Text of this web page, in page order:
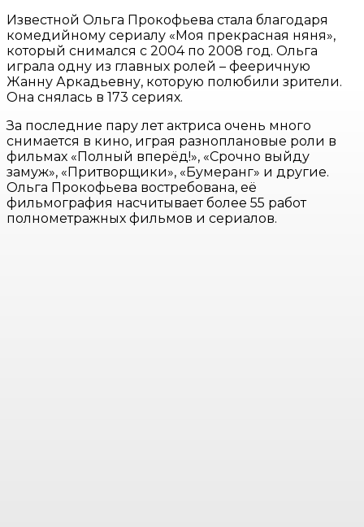
Известной Ольга Прокофьева стала благодаря
комедийному сериалу «Моя прекрасная няня»,
который снимался с 2004 по 2008 год. Ольга
играла одну из главных ролей – фееричную
Жанну Аркадьевну, которую полюбили зрители.
Она снялась в 173 сериях.
За последние пару лет актриса очень много
снимается в кино, играя разноплановые роли в
фильмах «Полный вперёд!», «Срочно выйду
замуж», «Притворщики», «Бумеранг» и другие.
Ольга Прокофьева востребована, её
фильмография насчитывает более 55 работ
полнометражных фильмов и сериалов.